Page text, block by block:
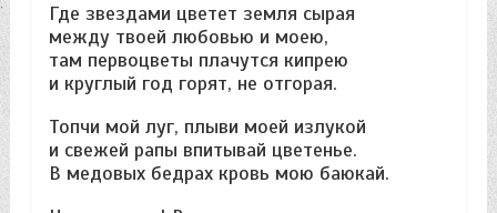
Где звездами цветет земля сырая
между твоей любовью и моею,
там первоцветы плачутся кипрею
и круглый год горят, не отгорая.
Топчи мой луг, плыви моей излукой
и свежей рапы впитывай цветенье.
В медовых бедрах кровь мою баюкай.